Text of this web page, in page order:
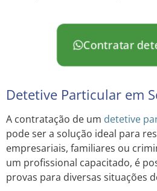
Contratar
Detetive Particular em
A contratação de um detetive
pode ser a solução ideal para
empresariais, familiares ou
um profissional capacitado, é
provas para diversas situações